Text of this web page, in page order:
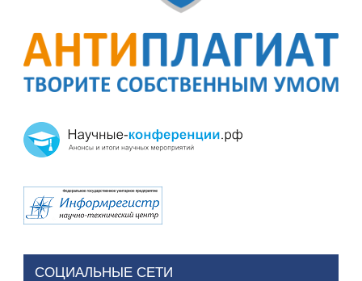
СОЦИАЛЬНЫЕ СЕТИ